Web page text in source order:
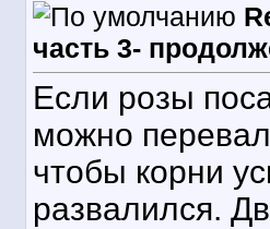
часть 3-
Если розы
можно
чтобы корни
развалился.